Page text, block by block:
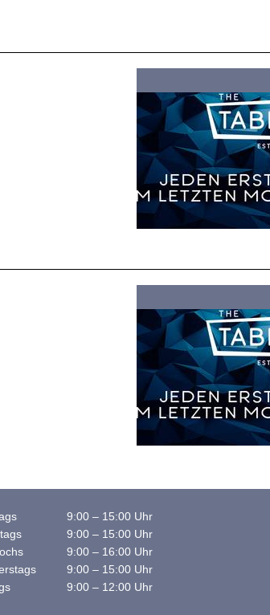
9:00 – 15:00 Uhr
9:00 – 15:00 Uhr
9:00 – 16:00 Uhr
9:00 – 15:00 Uhr
9:00 – 12:00 Uhr